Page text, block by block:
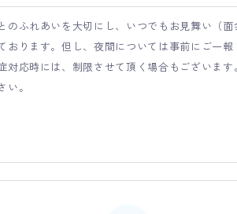
のふれあいを大切にし、いつでもお見舞い（面
おります。但し、夜間については事前にご一報
対応時には、制限させて頂く場合もございます
い。